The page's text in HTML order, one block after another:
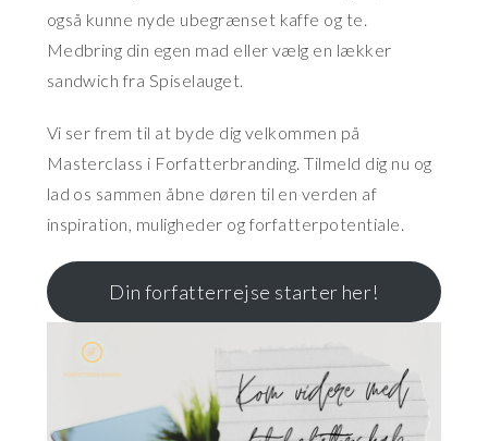
også kunne nyde ubegrænset kaffe og te.
Medbring din egen mad eller vælg en lækker
sandwich fra Spiselauget.
Vi ser frem til at byde dig velkommen på
Masterclass i Forfatterbranding. Tilmeld dig nu og
lad os sammen åbne døren til en verden af
inspiration, muligheder og forfatterpotentiale.
Din forfatterrejse starter her!